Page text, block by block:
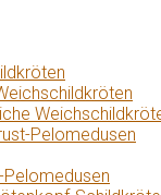
Pelomedusen